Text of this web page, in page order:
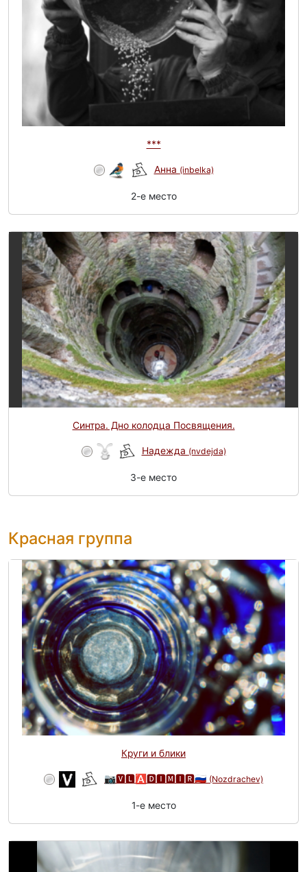
***
Анна (inbelka)
2-e место
Синтра. Дно колодца Посвящения.
Надежда (nvdejda)
3-e место
Красная группа
Круги и блики
📷🆅🅻🅰🅳🅸🅼🅸🆁🇷🇺 (Nozdrachev)
1-e место